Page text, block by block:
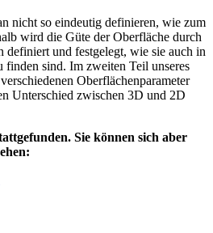
nicht so eindeutig definieren, wie zum
wird die Güte der Oberfläche durch
definiert und festgelegt, wie sie auch in
finden sind. Im zweiten Teil unseres
Oberflächenparameter
Unterschied zwischen 3D und 2D
Sie können sich aber